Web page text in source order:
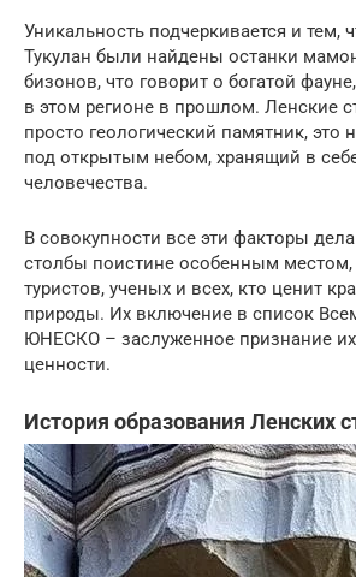
Уникальность подчеркивается и тем,
Тукулан были найдены останки
бизонов, что говорит о богатой
в этом регионе в прошлом. Ленские
просто геологический памятник, это
под открытым небом, хранящий в
человечества.
В совокупности все эти факторы
столбы поистине особенным
туристов, ученых и всех, кто ценит
природы. Их включение в список
ЮНЕСКО – заслуженное признание
ценности.
История образования Ленских